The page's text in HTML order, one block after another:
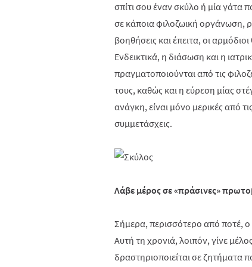
σπίτι σου έναν σκύλο ή μία γάτα
σε κάποια φιλοζωική οργάνωση,
βοηθήσεις και έπειτα, οι
Ενδεικτικά, η διάσωση και η
πραγματοποιούνται από τις
τους, καθώς και η εύρεση μίας
ανάγκη, είναι μόνο μερικές από
συμμετάσχεις.
Λάβε μέρος σε «πράσινες»
Σήμερα, περισσότερο από ποτέ,
Αυτή τη χρονιά, λοιπόν, γίνε
δραστηριοποιείται σε